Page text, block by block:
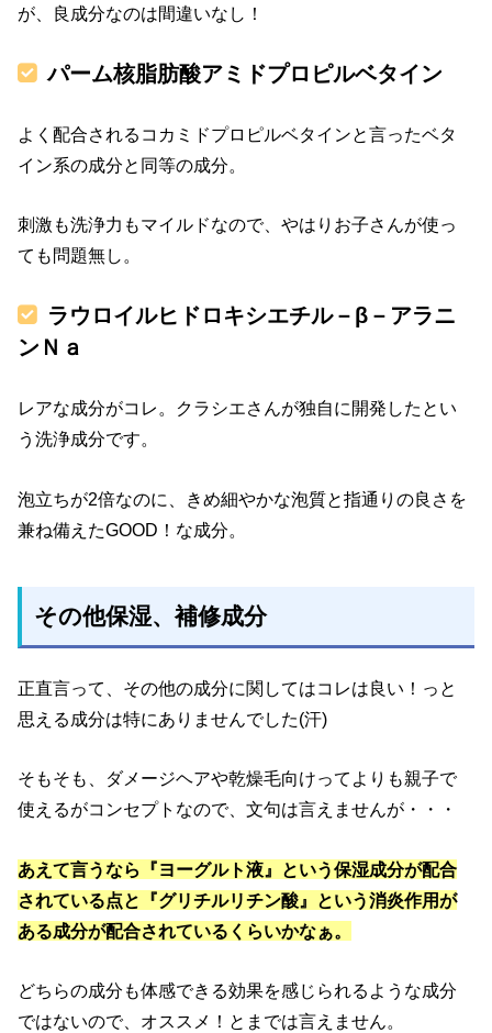
が、良成分なのは間違いなし！
パーム核脂肪酸アミドプロピルベタイン
よく配合されるコカミドプロピルベタインと言ったベタ
イン系の成分と同等の成分。
刺激も洗浄力もマイルドなので、やはりお子さんが使っ
ても問題無し。
ラウロイルヒドロキシエチル－β－アラニ
ンＮａ
レアな成分がコレ。クラシエさんが独自に開発したとい
う洗浄成分です。
泡立ちが2倍なのに、きめ細やかな泡質と指通りの良さを
兼ね備えたGOOD！な成分。
その他保湿、補修成分
正直言って、その他の成分に関してはコレは良い！っと
思える成分は特にありませんでした(汗)
そもそも、ダメージヘアや乾燥毛向けってよりも親子で
使えるがコンセプトなので、文句は言えませんが・・・
あえて言うなら『ヨーグルト液』という保湿成分が配合
されている点と『グリチルリチン酸』という消炎作用が
ある成分が配合されているくらいかなぁ。
どちらの成分も体感できる効果を感じられるような成分
ではないので、オススメ！とまでは言えません。